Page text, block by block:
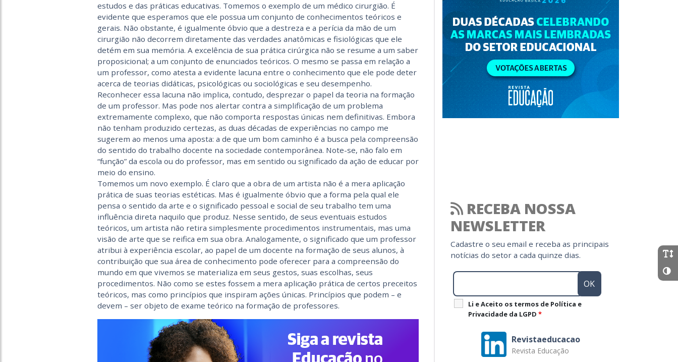
estudos e das práticas educativas. Tomemos o exemplo de um médico cirurgião. É
evidente que esperamos que ele possua um conjunto de conhecimentos teóricos e
gerais. Não obstante, é igualmente óbvio que a destreza e a perícia da mão de um
cirurgião não decorrem diretamente das verdades anatômicas e fisiológicas que ele
detém em sua memória. A excelência de sua prática cirúrgica não se resume a um saber
proposicional; a um conjunto de enunciados teóricos. O mesmo se passa em relação a
um professor, como atesta a evidente lacuna entre o conhecimento que ele pode deter
acerca de teorias didáticas, psicológicas ou sociológicas e seu desempenho.
Reconhecer essa lacuna não implica, contudo, desprezar o papel da teoria na formação
de um professor. Mas pode nos alertar contra a simplificação de um problema
extremamente complexo, que não comporta respostas únicas nem definitivas. Embora
não tenham produzido certezas, as duas décadas de experiências no campo me
sugerem ao menos uma aposta: a de que um bom caminho é a busca pela compreensão
do sentido do trabalho docente na sociedade contemporânea. Note-se, não falo em
“função” da escola ou do professor, mas em sentido ou significado da ação de educar por
meio do ensino.
Tomemos um novo exemplo. É claro que a obra de um artista não é a mera aplicação
prática de suas teorias estéticas. Mas é igualmente óbvio que a forma pela qual ele
pensa o sentido da arte e o significado pessoal e social de seu trabalho tem uma
influência direta naquilo que produz. Nesse sentido, de seus eventuais estudos
teóricos, um artista não retira simplesmente procedimentos instrumentais, mas uma
visão de arte que se reifica em sua obra. Analogamente, o significado que um professor
atribui à experiência escolar, ao papel de um docente na formação de seus alunos, à
contribuição que sua área de conhecimento pode oferecer para a compreensão do
mundo em que vivemos se materializa em seus gestos, suas escolhas, seus
procedimentos. Não como se estes fossem a mera aplicação prática de certos preceitos
teóricos, mas como princípios que inspiram ações únicas. Princípios que podem – e
devem – ser objeto de exame teórico na formação de professores.
RECEBA NOSSA
NEWSLETTER
Cadastre o seu email e receba as principais
notícias do setor a cada quinze dias.
Li e Aceito os termos de Política e
Privacidade da LGPD *
Revistaeducacao
Revista Educação